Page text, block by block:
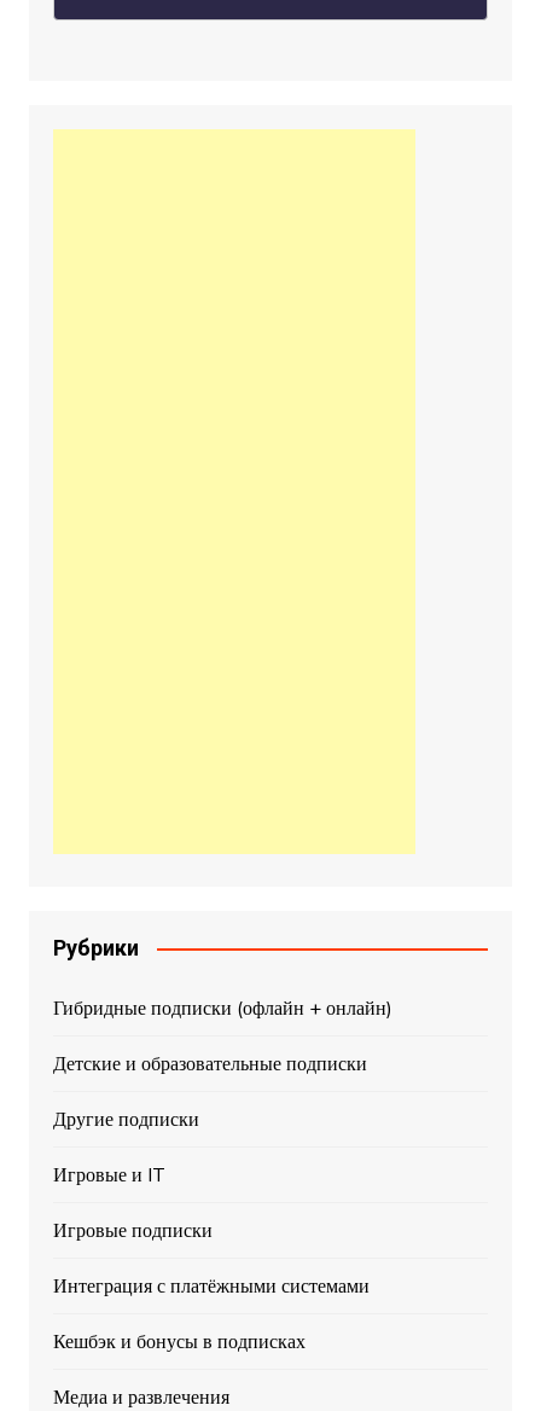
Рубрики
Гибридные подписки (офлайн + онлайн)
Детские и образовательные подписки
Другие подписки
Игровые и IT
Игровые подписки
Интеграция с платёжными системами
Кешбэк и бонусы в подписках
Медиа и развлечения